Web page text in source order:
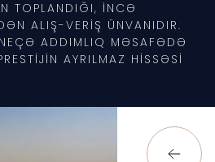
TOPLANDIĞI, INCƏ
ALIŞ-VERIŞ ÜNVANIDIR.
ADDIMLIQ MƏSAFƏDƏ
AYRILMAZ HISSƏSI